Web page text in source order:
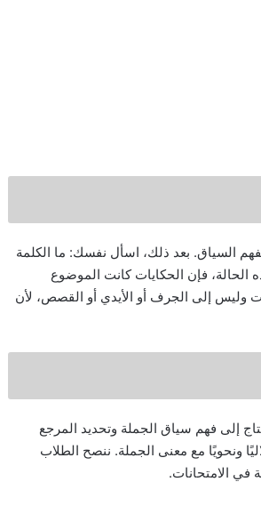
السياق. بعد ذلك، اسأل نفسك: ما الكلمة
فإن الحكايات كانت الموضوع
وليس إلى الجرف أو الأيدي أو القصص، لأن
إلى فهم سياق الجملة وتحديد المرجع
ونحويًا مع معنى الجملة. ننصح الطلاب
في الامتحانات.